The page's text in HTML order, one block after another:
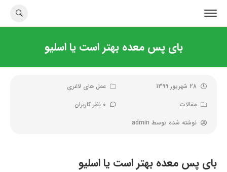
بای پس معده بهتر است یا اسلیو
28 شهریور 1399
عمل های لاغری
مقالات
0 نظر کاربران
نوشته شده توسط admin
بای پس معده بهتر است یا اسلیو